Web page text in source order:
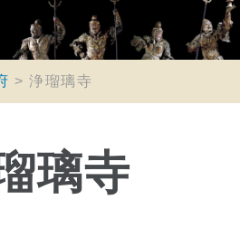
浄瑠璃寺
璃寺